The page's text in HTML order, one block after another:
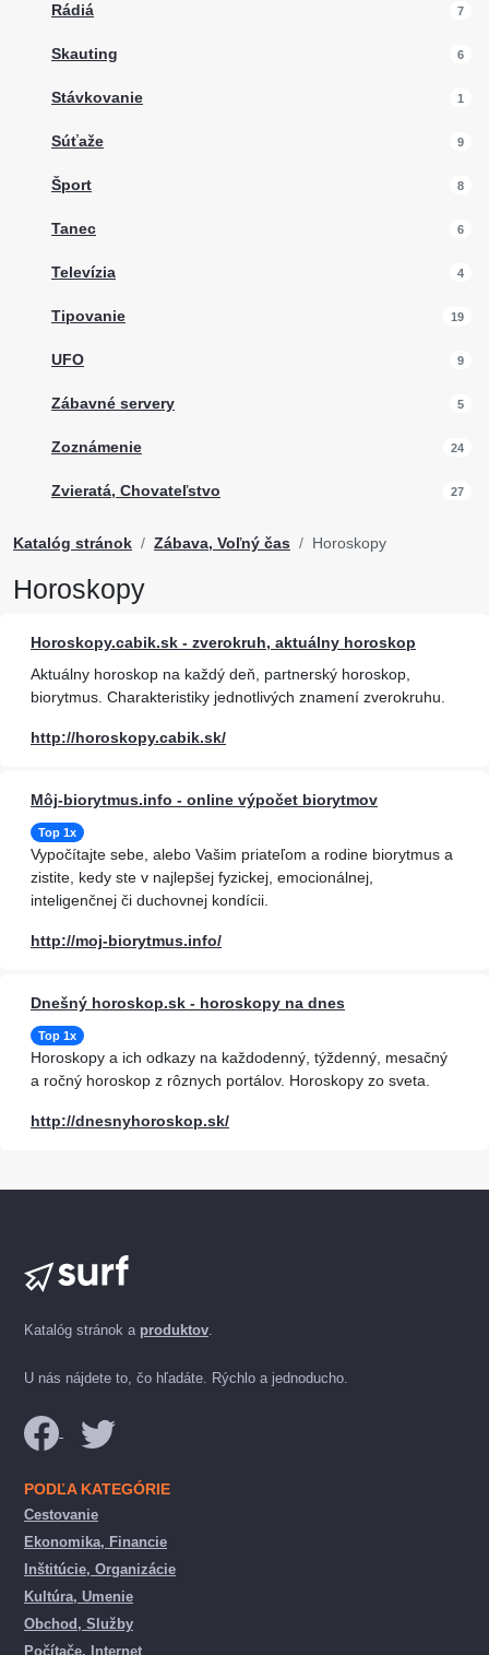
Rádiá 7
Skauting 6
Stávkovanie 1
Súťaže 9
Šport 8
Tanec 6
Televízia 4
Tipovanie 19
UFO 9
Zábavné servery 5
Zoznámenie 24
Zvieratá, Chovateľstvo 27
Katalóg stránok Zábava, Voľný čas Horoskopy
Horoskopy
Horoskopy.cabik.sk - zverokruh, aktuálny horoskop
Aktuálny horoskop na každý deň, partnerský horoskop,
biorytmus. Charakteristiky jednotlivých znamení zverokruhu.
http://horoskopy.cabik.sk/
Môj-biorytmus.info - online výpočet biorytmov
Top 1x
Vypočítajte sebe, alebo Vašim priateľom a rodine biorytmus a
zistite, kedy ste v najlepšej fyzickej, emocionálnej,
inteligenčnej či duchovnej kondícii.
http://moj-biorytmus.info/
Dnešný horoskop.sk - horoskopy na dnes
Top 1x
Horoskopy a ich odkazy na každodenný, týždenný, mesačný
a ročný horoskop z rôznych portálov. Horoskopy zo sveta.
http://dnesnyhoroskop.sk/
Katalóg stránok a produktov.
U nás nájdete to, čo hľadáte. Rýchlo a jednoducho.
PODĽA KATEGÓRIE
Cestovanie
Ekonomika, Financie
Inštitúcie, Organizácie
Kultúra, Umenie
Obchod, Služby
Počítače, Internet